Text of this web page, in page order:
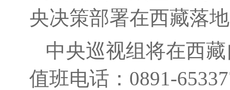
央决策部署在西藏落
中央巡视组将在西
值班电话：0891-